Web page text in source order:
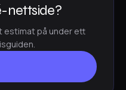
nettside?
estimat på under ett